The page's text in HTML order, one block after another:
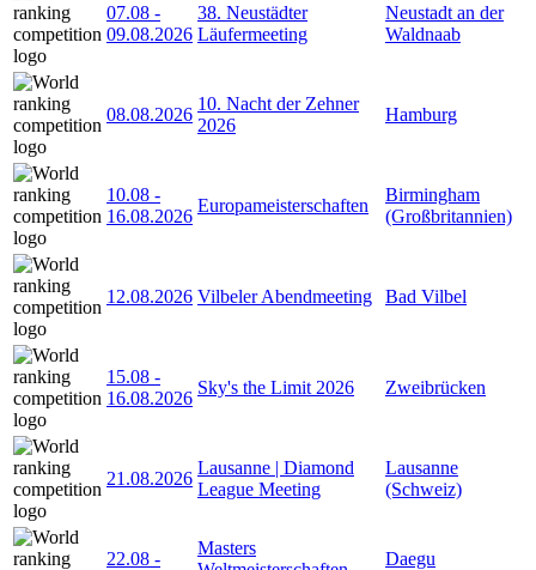
07.08 -
09.08.2026
38. Neustädter
Läufermeeting
Neustadt an der
Waldnaab
08.08.2026
10. Nacht der Zehner
2026
Hamburg
10.08 -
16.08.2026
Europameisterschaften
Birmingham
(Großbritannien)
12.08.2026 Vilbeler Abendmeeting Bad Vilbel
15.08 -
16.08.2026
Sky's the Limit 2026 Zweibrücken
21.08.2026
Lausanne | Diamond
League Meeting
Lausanne
(Schweiz)
22.08 -
Masters
Daegu